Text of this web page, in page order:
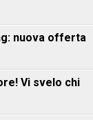
nuova offerta
Vi svelo chi